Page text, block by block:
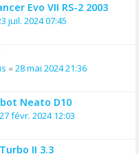
Evo VII RS-2 2003
juil. 2024 07:45
« 28 mai 2024 21:36
Neato D10
27 févr. 2024 12:03
II 3.3